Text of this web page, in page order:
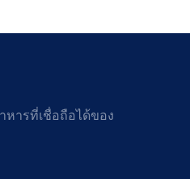
ารที่เชื่อถือได้ของ